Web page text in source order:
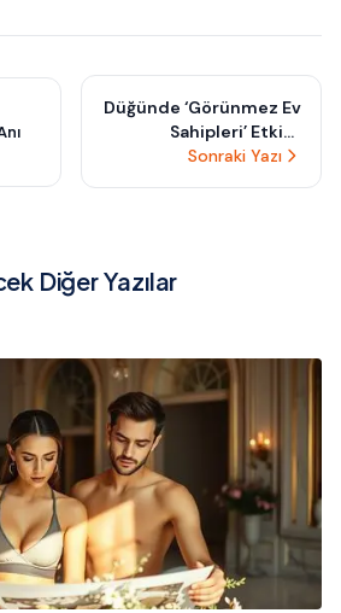
Sonraki Yazı
Düğünde ‘Görünmez Ev
Sahipleri’ Etkisi:
Konukların
Diğer Yazılar